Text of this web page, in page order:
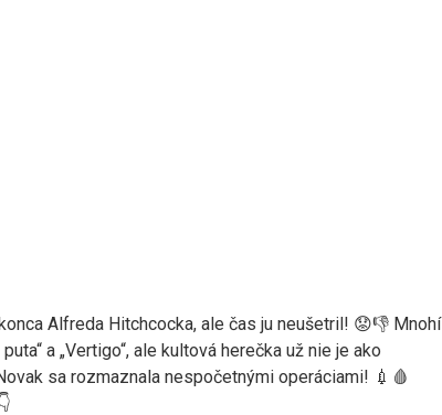
Alfreda Hitchcocka, ale čas ju neušetril! 😟👎 Mnohí
a „Vertigo“, ale kultová herečka už nie je ako
sa rozmaznala nespočetnými operáciami! 💉🩸